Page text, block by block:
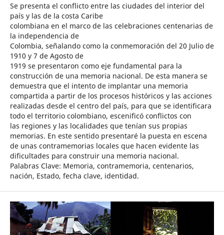
Se presenta el conflicto entre las ciudades del interior del
país y las de la costa Caribe
colombiana en el marco de las celebraciones centenarias de
la independencia de
Colombia, señalando como la conmemoración del 20 Julio de
1910 y 7 de Agosto de
1919 se presentaron como eje fundamental para la
construcción de una memoria nacional. De esta manera se
demuestra que el intento de implantar una memoria
compartida a partir de los procesos históricos y las acciones
realizadas desde el centro del país, para que se identificara
todo el territorio colombiano, escenificó conflictos con
las regiones y las localidades que tenían sus propias
memorias. En este sentido presentaré la puesta en escena
de unas contramemorias locales que hacen evidente las
dificultades para construir una memoria nacional.
Palabras Clave: Memoria, contramemoria, centenarios,
nación, Estado, fecha clave, identidad.